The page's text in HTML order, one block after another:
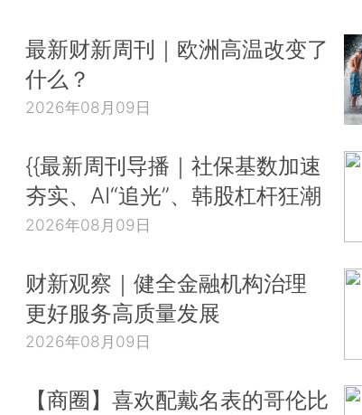
最新财新周刊｜欧洲高温改变了
什么？
2026年08月09日
{{最新周刊导播｜社保基数加速
夯实、AI“追光”、韩股杠杆狂潮
2026年08月09日
财新观察｜健全金融机构治理
更好服务高质量发展
2026年08月09日
【商圈】喜欢配戴名表的哥伦比